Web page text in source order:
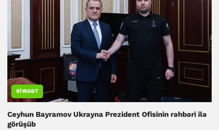
SIYASƏT
Ceyhun Bayramov Ukrayna Prezident Ofisinin rəhbəri ilə
görüşüb